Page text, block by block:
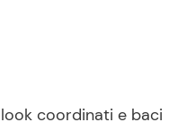
coordinati e baci